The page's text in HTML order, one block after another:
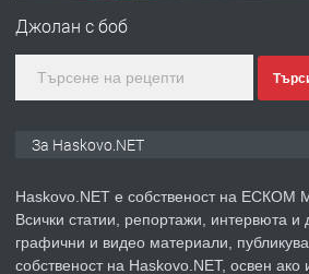
Джолан с боб
За Haskovo.NET
Haskovo.NET е собственост на
Всички статии, репортажи, интервюта и
графични и видео материали,
собственост на Haskovo.NET, освен ако